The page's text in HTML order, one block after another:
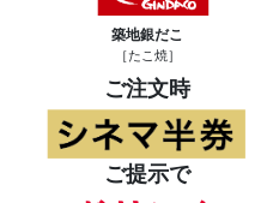
築地銀だこ
［たこ焼］
ご注文時
ご提示で